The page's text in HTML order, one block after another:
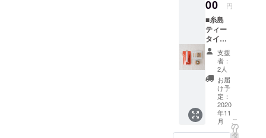
スク
リーン
にお名
前がな
がれま
す。 ※
こちら
からの
メール
に記入
がない
場合は
掲載不
要とさ
こちら
からの
メール
に記入
がない
場合は
掲載不
要とさ
せてい
ただき
ます。
★全リ
ターン
「上乗
お名前
をご記
入くだ
さい。
※ 掲載
不要の
方は、
リター
ン返信
メール
でお知
らせく
ださ
い。 ■
をお送
りいた
しま
す。 ■
公式HP
にお名
前を掲
載 ※ 公
式HPに
お名前
を掲載
させて
いただ
きま
す。 ※
り、」
うすく
ち
100ml×
１本 ■
オリジ
ナルス
テッ
カーご
提供 ※
白黒1枚
づつ ■
お礼の
メッ
00 円
■糸島
ティー
タイム
セット
※セット
内容
TanaCa
fe +
Coffee
Roaste
r ドリッ
プバッ
グコー
支援
者：
2人
お届
け予
定：
2020
年11
月
こ
の
リ
タ